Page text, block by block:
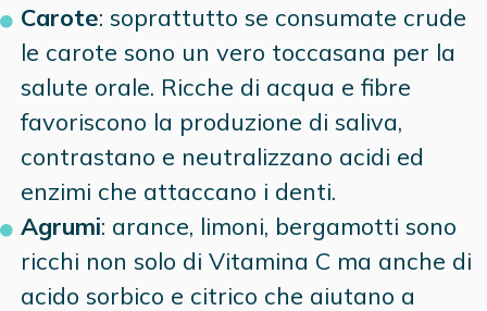
Carote: soprattutto se consumate crude
le carote sono un vero toccasana per la
salute orale. Ricche di acqua e fibre
favoriscono la produzione di saliva,
contrastano e neutralizzano acidi ed
enzimi che attaccano i denti.
Agrumi: arance, limoni, bergamotti sono
ricchi non solo di Vitamina C ma anche di
acido sorbico e citrico che aiutano a